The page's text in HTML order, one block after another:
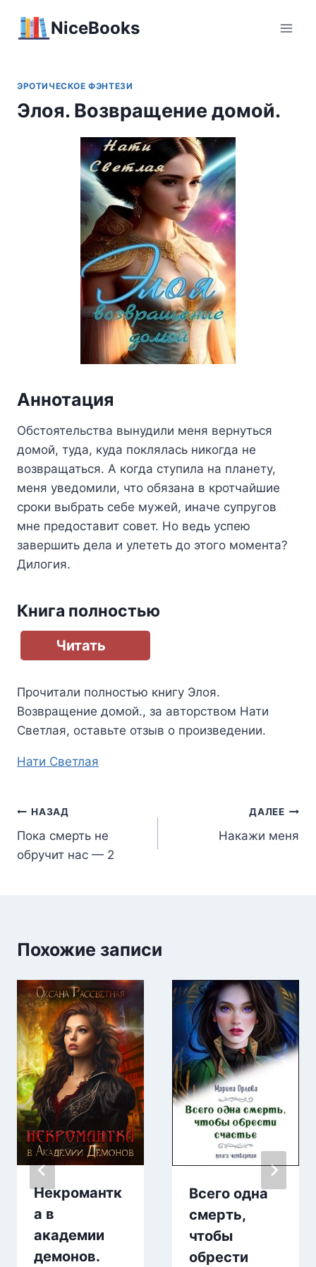
NiceBooks
ЭРОТИЧЕСКОЕ ФЭНТЕЗИ
Элоя. Возвращение домой.
Аннотация
Обстоятельства вынудили меня вернуться
домой, туда, куда поклялась никогда не
возвращаться. А когда ступила на планету,
меня уведомили, что обязана в кротчайшие
сроки выбрать себе мужей, иначе супругов
мне предоставит совет. Но ведь успею
завершить дела и улететь до этого момента?
Дилогия.
Книга полностью
Читать
Прочитали полностью книгу Элоя.
Возвращение домой., за авторством Нати
Светлая, оставьте отзыв о произведении.
Метки
Нати Светлая
Навигация
по
записям
НАЗАД
Пока смерть не
обручит нас — 2
ДАЛЕЕ
Накажи меня
Похожие записи
Некромантк
а в
академии
демонов.
Всего одна
смерть,
чтобы
обрести